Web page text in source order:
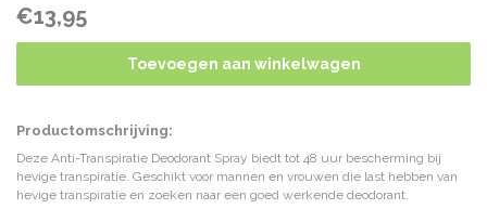
€13,95
Toevoegen aan winkelwagen
Productomschrijving:
Deze Anti-Transpiratie Deodorant Spray biedt tot 48 uur bescherming bij
hevige transpiratie. Geschikt voor mannen en vrouwen die last hebben van
hevige transpiratie en zoeken naar een goed werkende deodorant.